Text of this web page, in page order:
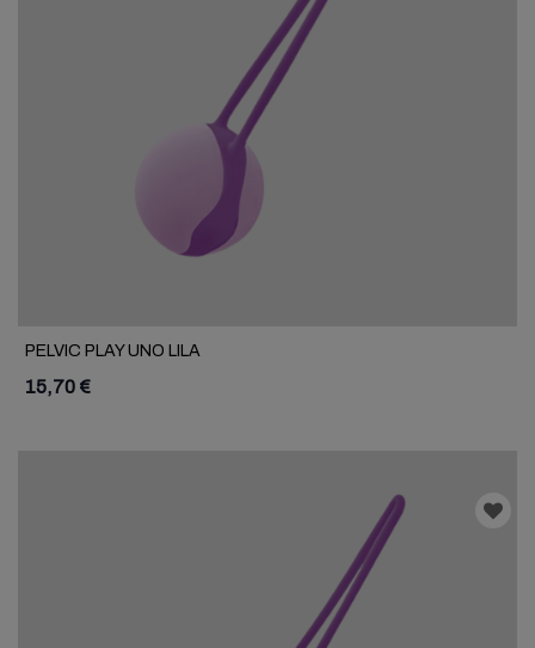
PELVIC PLAY UNO LILA
15,70 €